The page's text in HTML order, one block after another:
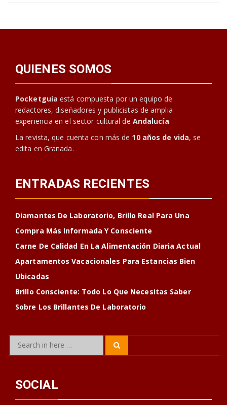
QUIENES SOMOS
Pocketguia está compuesta por un equipo de
redactores, diseñadores y publicistas de amplia
experiencia en el sector cultural de Andalucía.
La revista, que cuenta con más de 10 años de vida, se
edita en Granada.
ENTRADAS RECIENTES
Diamantes De Laboratorio, Brillo Real Para Una
Compra Más Informada Y Consciente
Carne De Calidad En La Alimentación Diaria Actual
Apartamentos Vacacionales Para Estancias Bien
Ubicadas
Brillo Consciente: Todo Lo Que Necesitas Saber
Sobre Los Brillantes De Laboratorio
Search
SOCIAL